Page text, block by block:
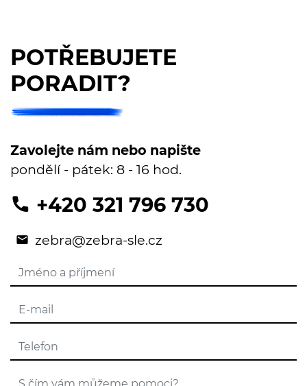
POTŘEBUJETE
PORADIT?
Zavolejte nám nebo napište
pondělí - pátek: 8 - 16 hod.
+420 321 796 730
zebra@zebra-sle.cz
Jméno a příjmení
E-mail
Telefon
S čím vám můžeme pomoci?